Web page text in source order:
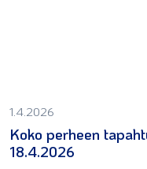
1.4.2026
Koko perheen
18.4.2026